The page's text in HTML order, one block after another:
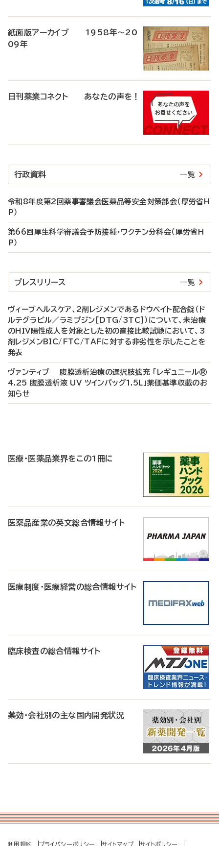
紙面版アーカイブ 1958年～20
09年
日刊薬業コネクト あなたの声を！
行政資料 一覧
令和8年度第2回薬事審議会医薬品等安全対策部会（厚労省H
P）
第66回厚生科学審議会予防接種・ワクチン分科会（厚労省H
P）
プレスリリース 一覧
ヴィーブヘルスケア、2剤レジメンであるドウベイト配合錠（ド
ルテグラビル／ラミブジン［DTG/3TC］）について、未治療
のHIV陽性成人を対象とした初の直接比較試験において、3
剤レジメンBIC/FTC/TAFに対する非劣性を示したことを
発表
ヴァンティブ 腹膜透析治療の選択肢拡充 「レギュニール®
4.25 腹膜透析液 UV ツインバッグ1.5L」薬価基準収載のお
知らせ
医療・医薬品業界をこの1冊に
医薬品産業の英文総合情報サイト
医療制度・医療経営の総合情報サイト
臨床検査の総合情報サイト
薬効・会社別の主な国内開発状況
利用規約 プライバシーポリシー サイトマップ サイトポリシー